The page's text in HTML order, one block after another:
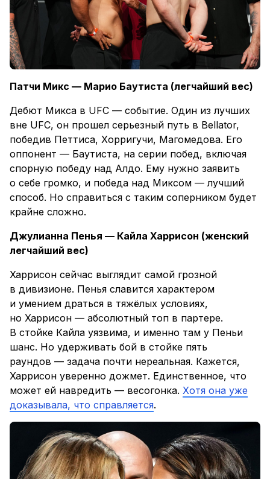
Патчи Микс — Марио Баутиста (легчайший вес)
Дебют Микса в UFC — событие. Один из лучших
вне UFC, он прошел серьезный путь в Bellator,
победив Петтиса, Хорригучи, Магомедова. Его
оппонент — Баутиста, на серии побед, включая
спорную победу над Алдо. Ему нужно заявить
о себе громко, и победа над Миксом — лучший
способ. Но справиться с таким соперником будет
крайне сложно.
Джулианна Пенья — Кайла Харрисон (женский
легчайший вес)
Харрисон сейчас выглядит самой грозной
в дивизионе. Пенья славится характером
и умением драться в тяжёлых условиях,
но Харрисон — абсолютный топ в партере.
В стойке Кайла уязвима, и именно там у Пеньи
шанс. Но удерживать бой в стойке пять
раундов — задача почти нереальная. Кажется,
Харрисон уверенно дожмет. Единственное, что
может ей навредить — весогонка. Хотя она уже
доказывала, что справляется.